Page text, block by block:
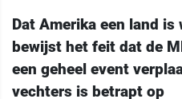
Dat Amerika een land
bewijst het feit dat de
een geheel event
vechters is betrapt op